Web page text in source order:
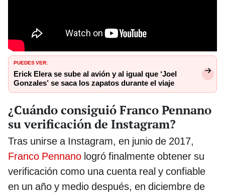
PUEDES VER:
Erick Elera se sube al avión y al igual que ‘Joel
Gonzales’ se saca los zapatos durante el viaje
¿Cuándo consiguió Franco Pennano
su verificación de Instagram?
Tras unirse a Instagram, en junio de 2017,
Franco Pennano logró finalmente obtener su
verificación como una cuenta real y confiable
en un año y medio después, en diciembre de